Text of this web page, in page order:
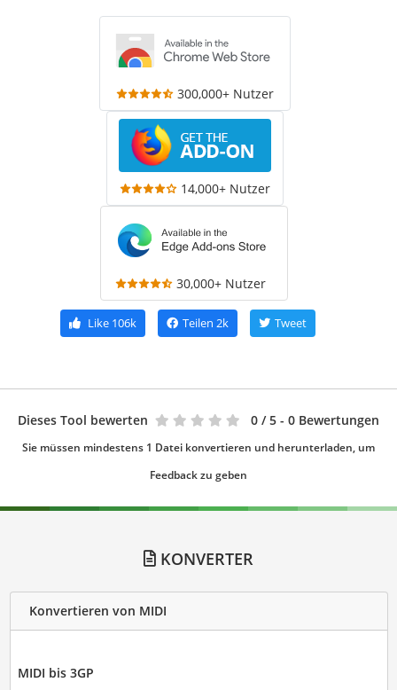
300,000+ Nutzer
14,000+ Nutzer
30,000+ Nutzer
Like 106k Teilen 2k Tweet
Dieses Tool bewerten 0 / 5 - 0 Bewertungen
Sie müssen mindestens 1 Datei konvertieren und herunterladen, um
Feedback zu geben
KONVERTER
Konvertieren von MIDI
MIDI bis 3GP